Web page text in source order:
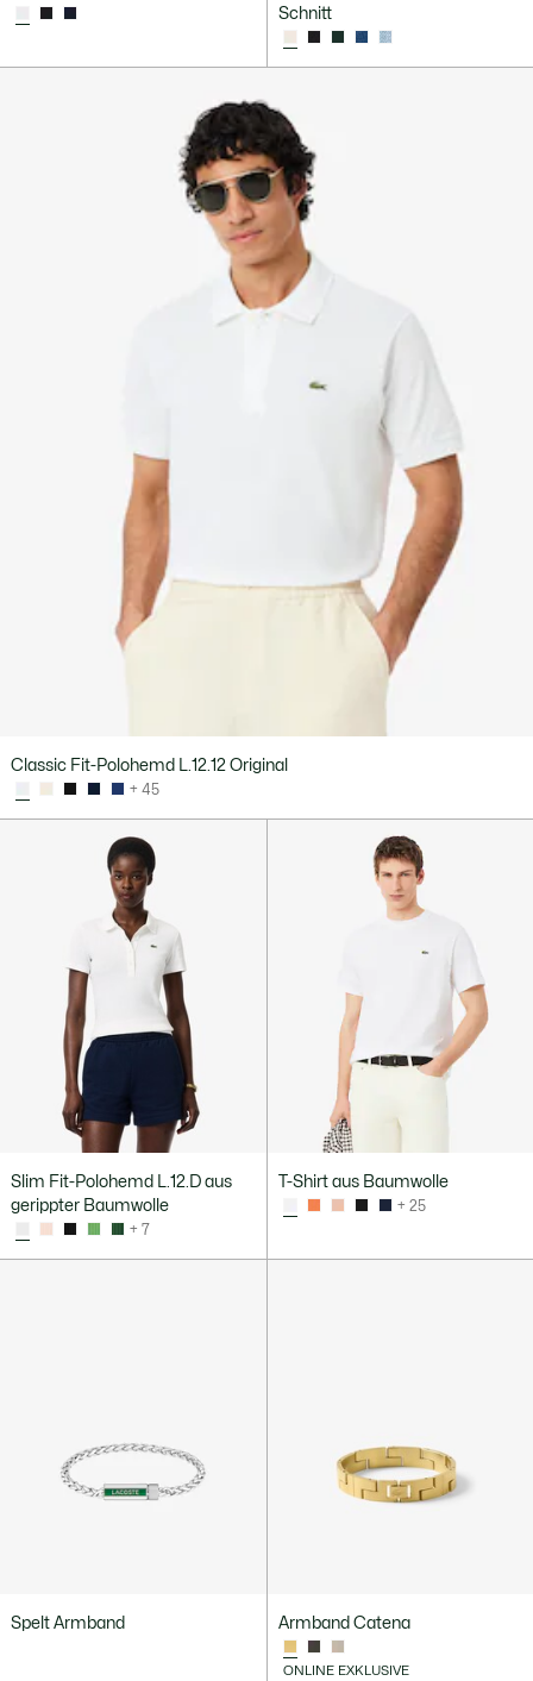
Schnitt
Classic Fit-Polohemd L.12.12 Original
+ 45
Slim Fit-Polohemd L.12.D aus
gerippter Baumwolle
+ 7
T-Shirt aus Baumwolle
+ 25
Spelt Armband Armband Catena
ONLINE EXKLUSIVE